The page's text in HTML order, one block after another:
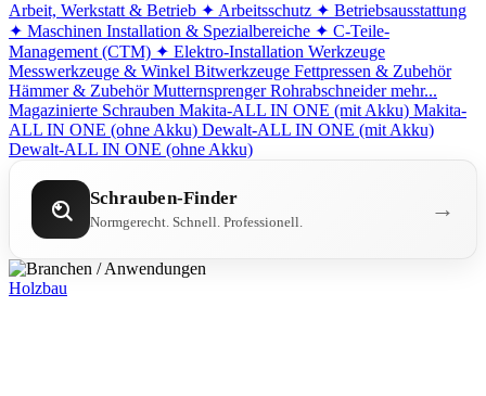
Arbeit, Werkstatt & Betrieb ✦ Arbeitsschutz ✦ Betriebsausstattung
✦ Maschinen Installation & Spezialbereiche ✦ C-Teile-
Management (CTM) ✦ Elektro-Installation Werkzeuge
Messwerkzeuge & Winkel Bitwerkzeuge Fettpressen & Zubehör
Hämmer & Zubehör Mutternsprenger Rohrabschneider mehr...
Magazinierte Schrauben Makita-ALL IN ONE (mit Akku) Makita-
ALL IN ONE (ohne Akku) Dewalt-ALL IN ONE (mit Akku)
Dewalt-ALL IN ONE (ohne Akku)
Schrauben-Finder
Normgerecht. Schnell. Professionell. →
Holzbau